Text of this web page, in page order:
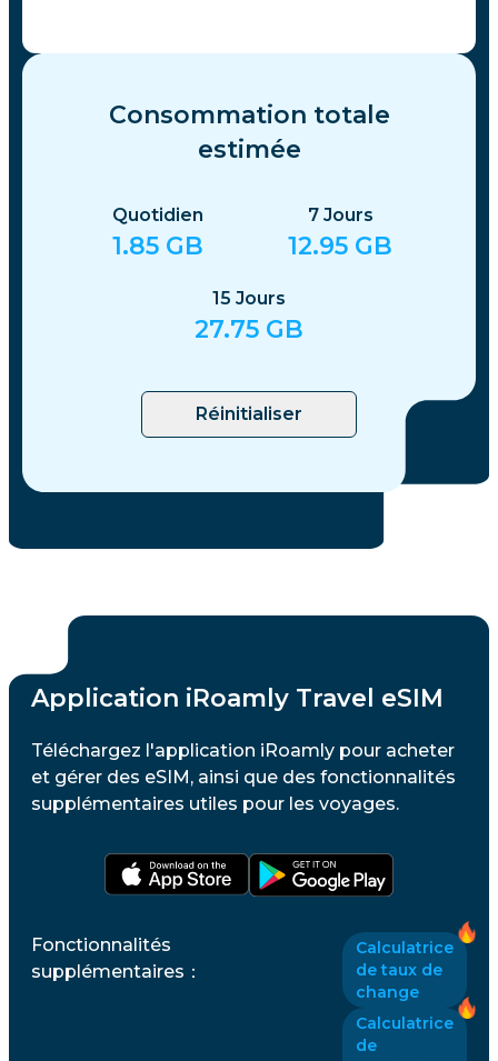
Consommation totale
estimée
Quotidien
1.85 GB
7 Jours
12.95 GB
15 Jours
27.75 GB
Réinitialiser
Application iRoamly Travel eSIM
Téléchargez l'application iRoamly pour acheter
et gérer des eSIM, ainsi que des fonctionnalités
supplémentaires utiles pour les voyages.
Fonctionnalités
supplémentaires ：
Calculatrice
de taux de
change
Calculatrice
de